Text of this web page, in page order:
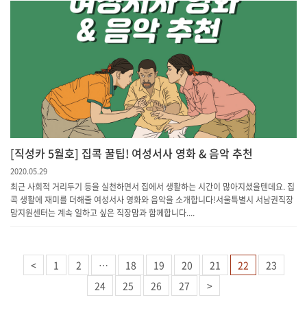
[직성카 5월호] 집콕 꿀팁! 여성서사 영화 & 음악 추천
2020.05.29
최근 사회적 거리두기 등을 실천하면서 집에서 생활하는 시간이 많아지셨을텐데요. 집
콕 생활에 재미를 더해줄 여성서사 영화와 음악을 소개합니다!서울특별시 서남권직장
맘지원센터는 계속 일하고 싶은 직장맘과 함께합니다....
< 1 2 … 18 19 20 21 22
23
24
25 26 27 >